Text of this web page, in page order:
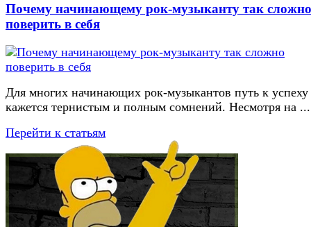
Почему начинающему рок-музыканту так сложно
поверить в себя
Для многих начинающих рок-музыкантов путь к успеху
кажется тернистым и полным сомнений. Несмотря на ...
Перейти к статьям